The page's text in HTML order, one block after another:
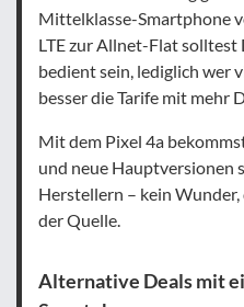
Mittelklasse-Smartphone
LTE zur Allnet-Flat
bedient sein, lediglich wer
besser die Tarife mit mehr
Mit dem Pixel 4a
und neue Hauptversionen
Herstellern – kein
der Quelle.
Alternative Deals mit